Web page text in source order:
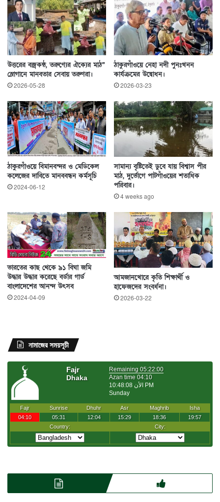
উত্তরের বজ্রকন্ঠ, তরুণ্যের ঐক্যের মাঠ”
স্লোগানে মানবতার সেবায় তরুণরা।
2026-05-28
ঠাকুরগাঁওয়ে নেহা নদী পুনঃখনন
কার্যক্রমের উদ্বোধন।
2026-03-23
ঠাকুরগাঁওয়ে বিমানবন্দর ও মেডিকেল
কলেজের দাবিতে মানববন্ধন কর্মসূচি
2024-06-12
সামান্য বৃষ্টিতেই ডুবে যায় বিশ্বাস পীর
মাঠ, দুর্ভোগে পাটগাঁওয়ের শতাধিক
পরিবার।
4 weeks ago
ভারতের কাছ থেকে ৯১ বিঘা জমি
উদ্ধার উদ্ধার করেছে বর্ডার গার্ড
বাংলাদেশের আনন্দ উৎসব
2024-04-09
আমজানখোরে কৃতি শিক্ষার্থী ও
হাফেজদের সংবর্ধনা।
2026-03-22
নামাজের সময়সূচী